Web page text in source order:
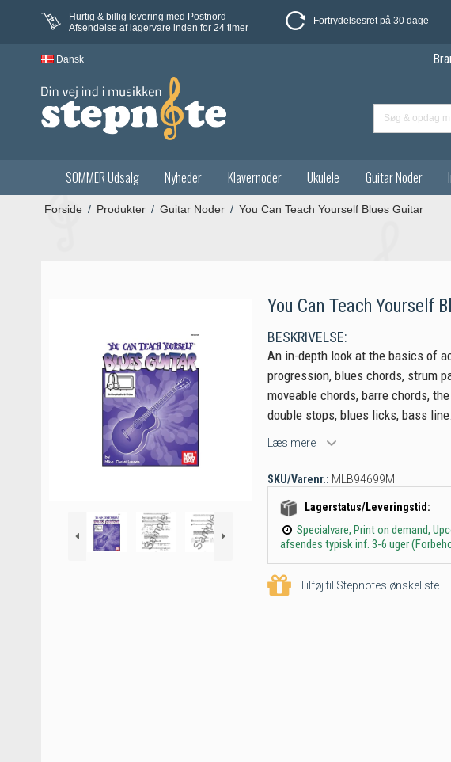
Hurtig & billig levering med Postnord
Afsendelse af lagervare inden for 24 timer
Fortrydelsesret på 30 dage
Dansk
SOMMER Udsalg Nyheder Klavernoder Ukulele Guitar Noder
Forside / Produkter / Guitar Noder / You Can Teach Yourself Blues Guitar
You Can Teach Yourself
BESKRIVELSE:
An in-depth look at the basics of
progression, blues chords, strum
moveable chords, barre chords,
double stops, blues licks, bass
Læs mere
SKU/Varenr.: MLB94699M
Lagerstatus/Leveringstid:
Specialvare, Print on demand,
afsendes typisk inf. 3-6 uger
Tilføj til Stepnotes ønskeliste